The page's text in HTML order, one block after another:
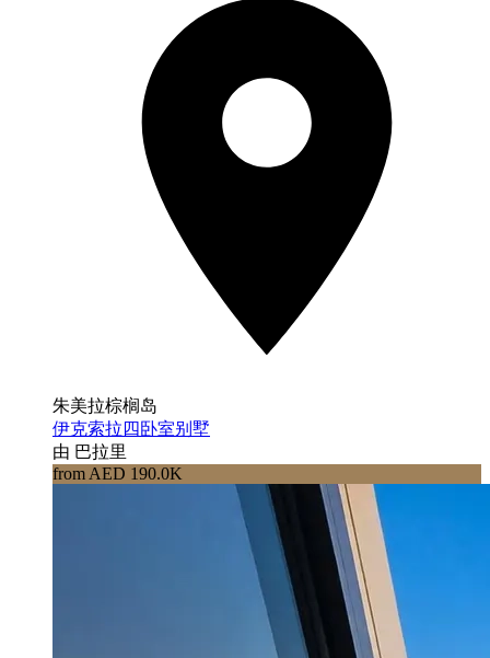
朱美拉棕榈岛
伊克索拉四卧室别墅
由 巴拉里
from AED 190.0K